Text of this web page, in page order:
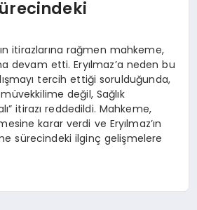
itirazlarına rağmen mahkeme,
devam etti. Eryılmaz’a neden bu
tercih ettiği sorulduğunda,
değil, Sağlık
itirazı reddedildi. Mahkeme,
karar verdi ve Eryılmaz’ın
sürecindeki ilginç gelişmelere